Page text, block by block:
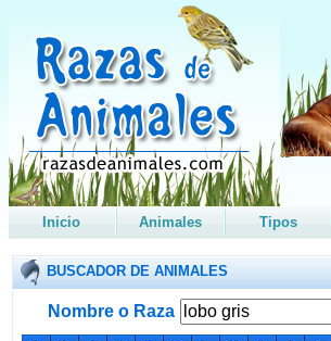
Inicio Animales Tipos
BUSCADOR DE ANIMALES
Nombre o Raza